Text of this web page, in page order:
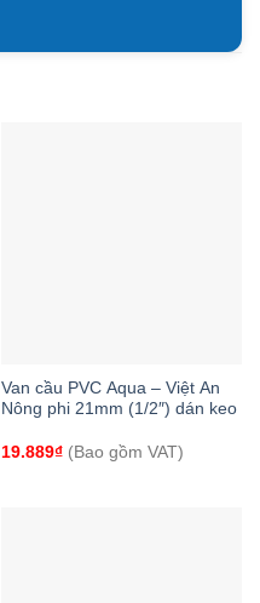
Van cầu PVC Aqua – Việt An
Nông phi 21mm (1/2″) dán keo
19.889₫(Bao gồm VAT)